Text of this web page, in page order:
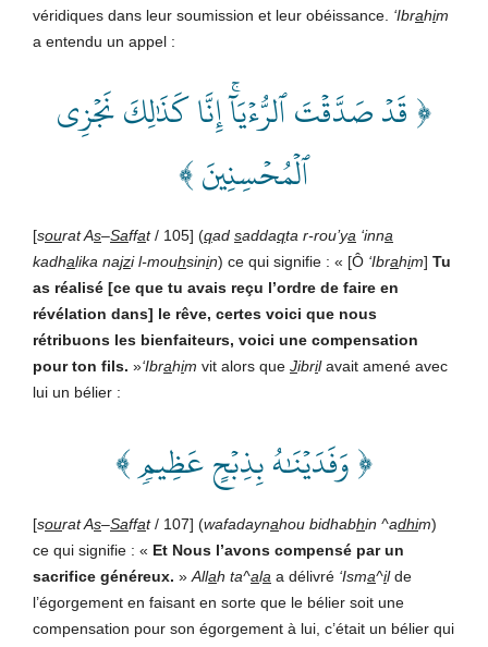
véridiques dans leur soumission et leur obéissance. ‘Ibrahim
a entendu un appel :
﴿ قَدۡ صَدَّقۡتَ ٱلرُّءۡيَآۚ إِنَّا كَذَٰلِكَ نَجۡزِي
ٱلۡمُحۡسِنِينَ ﴾
[sourat As–Saffat/ 105] (qad saddaqta r-rou’ya ‘inna
kadhalika najzi l-mouhsinin) ce qui signifie : « [Ô ‘Ibrahim] Tu
as réalisé [ce que tu avais reçu l’ordre de faire en
révélation dans] le rêve, certes voici que nous
rétribuons les bienfaiteurs, voici une compensation
pour ton fils. »‘Ibrahim vit alors que Jibrilavait amené avec
lui un bélier :
﴿ وَفَدَيۡنَٰهُ بِذِبۡحٍ عَظِيمٖ ﴾
[sourat As–Saffat/ 107] (wafadaynahou bidhabhin ^adhim)
ce qui signifie : « Et Nous l’avons compensé par un
sacrifice généreux. »Allah ta^ala a délivré ‘Isma^ilde
l’égorgement en faisant en sorte que le bélier soit une
compensation pour son égorgement à lui, c’était un bélier qui